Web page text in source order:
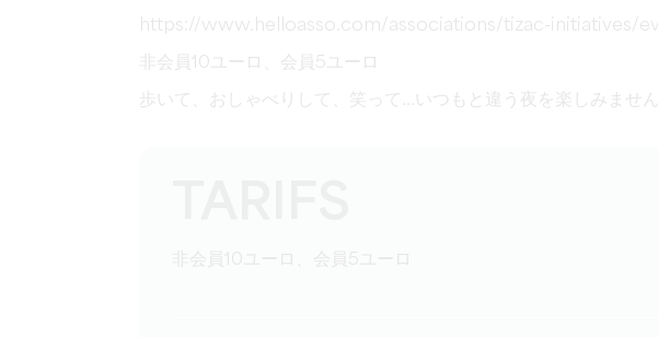
https://www.helloasso.com/associations/tizac-initiatives/
非会員10ユーロ、会員5ユーロ
歩いて、おしゃべりして、笑って...いつもと違う夜を楽しみません